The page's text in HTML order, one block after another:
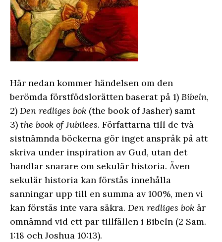
Här nedan kommer händelsen om den
berömda förstfödslorätten baserat på 1) Bibeln,
2) Den redliges bok (the book of Jasher) samt
3) the book of Jubilees. Författarna till de två
sistnämnda böckerna gör inget anspråk på att
skriva under inspiration av Gud, utan det
handlar snarare om sekulär historia. Även
sekulär historia kan förstås innehålla
sanningar upp till en summa av 100%, men vi
kan förstås inte vara säkra. Den redliges bok är
omnämnd vid ett par tillfällen i Bibeln (2 Sam.
1:18 och Joshua 10:13).